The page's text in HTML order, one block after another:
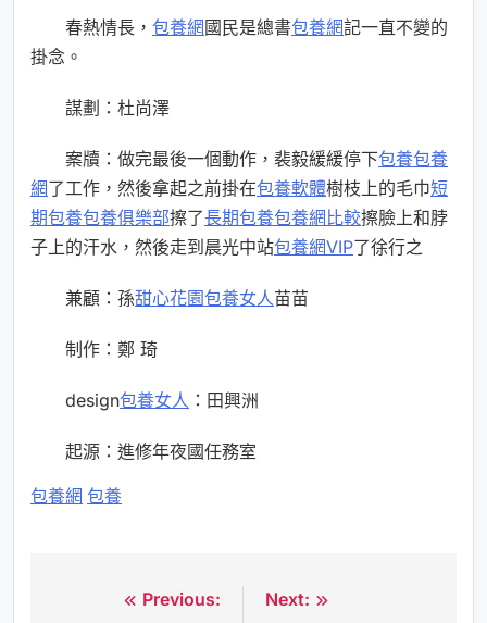
春熱情長， 包養網 國民是總書包養網記一直不變的
掛念。
謀劃：杜尚澤
案牘：做完最後一個動作，裴毅緩緩停下包養包養
網了工作，然後拿起之前掛在包養軟體樹枝上的毛巾短
期包養包養俱樂部擦了長期包養包養網比較擦臉上和脖
子上的汗水，然後走到晨光中站包養網VIP了徐行之
兼顧：孫甜心花園包養女人苗苗
制作：鄭 琦
design包養女人 ：田興洲
起源：進修年夜國任務室
包養網 包養
Previous:
Next: